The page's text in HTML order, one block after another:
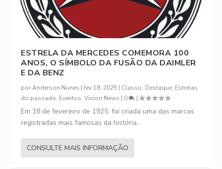
A HISTÓRIA DA MARCA MERCEDES-BENZ
ESTRELA DA MERCEDES COMEMORA 100
ANOS, O SÍMBOLO DA FUSÃO DA DAIMLER
E DA BENZ
porAnderson Nunes |fev 18, 2025 | Classic, Destaque, Estrelas
do passado, Eventos,Vision News | 0 |
Em 18 de fevereiro de 1925, foi criada uma das marcas
registradas mais famosas da história...
CONSULTE MAIS INFORMAÇÃO